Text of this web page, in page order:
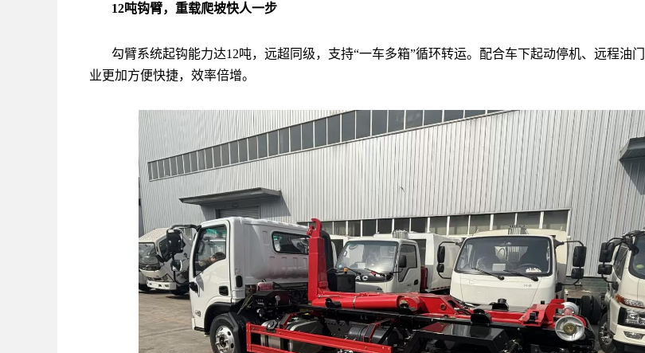
12吨钩臂，重载爬坡快人一步
勾臂系统起钩能力达12吨，远超同级，支持“一车多箱”循环转运。配合车下起动停机、远程油
业更加方便快捷，效率倍增。